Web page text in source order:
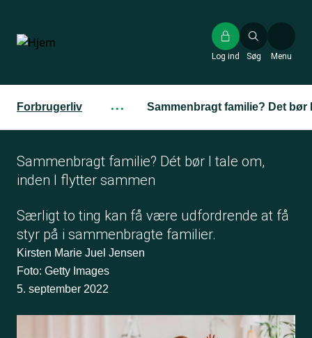
hovedindhold
Søg
Log ind Menu
Forbrugerliv ··· Sammenbragt familie? Det bør
Sammenbragt familie? Dét bør I tale om,
inden I flytter sammen
Særligt to ting kan få være udfordrende at få
styr på i sammenbragte familier.
Kirsten Marie Juel Jensen
Foto: Getty Images
5. september 2022